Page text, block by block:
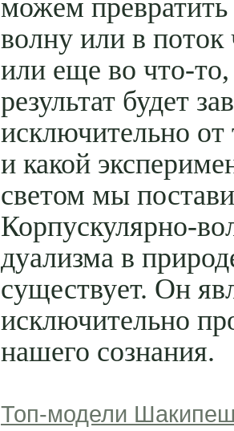
можем превратить
волну или в поток
или еще во что-
результат будет
исключительно от
и какой
светом мы
Корпускулярно-
дуализма в
существует. Он
исключительно
нашего сознания.
Топ-модели